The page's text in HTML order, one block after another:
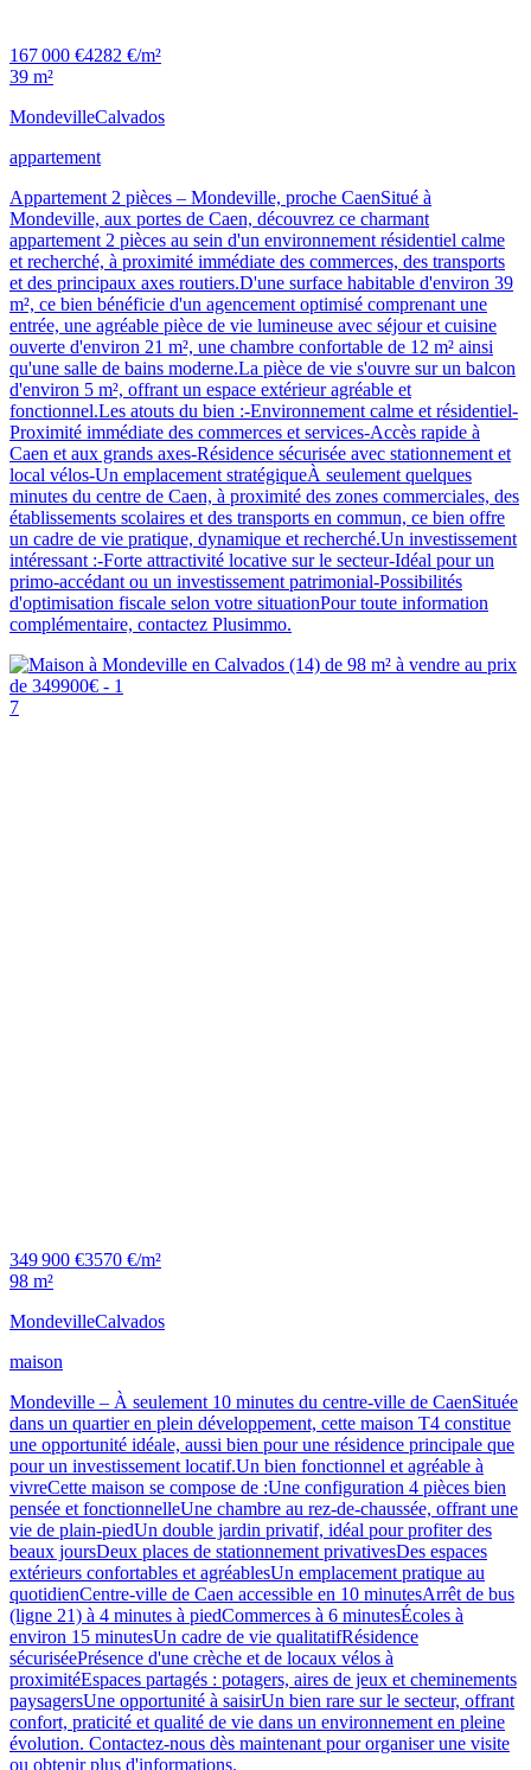
167 000 €4282 €/m²
39 m²
MondevilleCalvados
appartement
Appartement 2 pièces – Mondeville, proche CaenSitué à
Mondeville, aux portes de Caen, découvrez ce charmant
appartement 2 pièces au sein d'un environnement résidentiel calme
et recherché, à proximité immédiate des commerces, des transports
et des principaux axes routiers.D'une surface habitable d'environ 39
m², ce bien bénéficie d'un agencement optimisé comprenant une
entrée, une agréable pièce de vie lumineuse avec séjour et cuisine
ouverte d'environ 21 m², une chambre confortable de 12 m² ainsi
qu'une salle de bains moderne.La pièce de vie s'ouvre sur un balcon
d'environ 5 m², offrant un espace extérieur agréable et
fonctionnel.Les atouts du bien :-Environnement calme et résidentiel-
Proximité immédiate des commerces et services-Accès rapide à
Caen et aux grands axes-Résidence sécurisée avec stationnement et
local vélos-Un emplacement stratégiqueÀ seulement quelques
minutes du centre de Caen, à proximité des zones commerciales, des
établissements scolaires et des transports en commun, ce bien offre
un cadre de vie pratique, dynamique et recherché.Un investissement
intéressant :-Forte attractivité locative sur le secteur-Idéal pour un
primo-accédant ou un investissement patrimonial-Possibilités
d'optimisation fiscale selon votre situationPour toute information
complémentaire, contactez Plusimmo.
7
349 900 €3570 €/m²
98 m²
MondevilleCalvados
maison
Mondeville – À seulement 10 minutes du centre-ville de CaenSituée
dans un quartier en plein développement, cette maison T4 constitue
une opportunité idéale, aussi bien pour une résidence principale que
pour un investissement locatif.Un bien fonctionnel et agréable à
vivreCette maison se compose de :Une configuration 4 pièces bien
pensée et fonctionnelleUne chambre au rez-de-chaussée, offrant une
vie de plain-piedUn double jardin privatif, idéal pour profiter des
beaux joursDeux places de stationnement privativesDes espaces
extérieurs confortables et agréablesUn emplacement pratique au
quotidienCentre-ville de Caen accessible en 10 minutesArrêt de bus
(ligne 21) à 4 minutes à piedCommerces à 6 minutesÉcoles à
environ 15 minutesUn cadre de vie qualitatifRésidence
sécuriséePrésence d'une crèche et de locaux vélos à
proximitéEspaces partagés : potagers, aires de jeux et cheminements
paysagersUne opportunité à saisirUn bien rare sur le secteur, offrant
confort, praticité et qualité de vie dans un environnement en pleine
évolution. Contactez-nous dès maintenant pour organiser une visite
ou obtenir plus d'informations.